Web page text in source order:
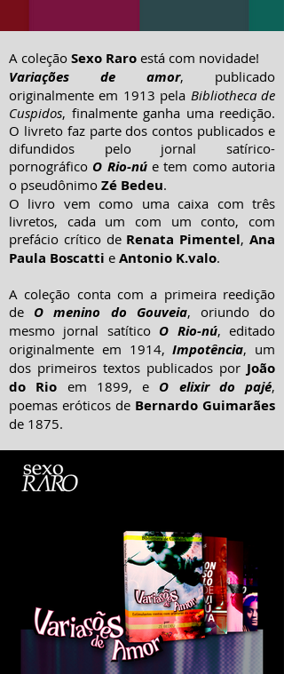
A coleção Sexo Raro está com novidade!
Variações de amor, publicado
originalmente em 1913 pela Bibliotheca de
Cuspidos, finalmente ganha uma reedição.
O livreto faz parte dos contos publicados e
difundidos pelo jornal satírico-
pornográfico O Rio-núe tem como autoria
o pseudônimo Zé Bedeu.
O livro vem como uma caixa com três
livretos, cada um com um conto, com
prefácio crítico de Renata Pimentel, Ana
Paula Boscatti e Antonio K.valo.
A coleção conta com a primeira reedição
de O menino do Gouveia, oriundo do
mesmo jornal satíticoO Rio-nú, editado
originalmente em 1914,Impotência, um
dos primeiros textos publicados por João
do Rio em 1899, e O elixir do pajé,
poemas eróticos de Bernardo Guimarães
de 1875.